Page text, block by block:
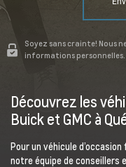
Soyez sans crainte! Nous
informations personnelles.
Découvrez les
Buick et GMC à
Pour un véhicule
notre équipe de conseillers